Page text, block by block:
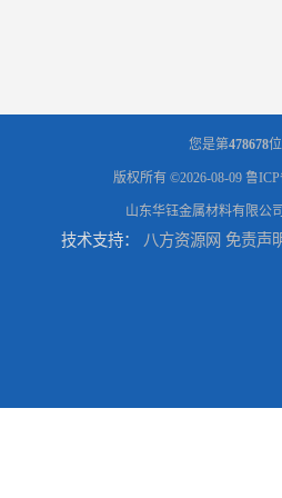
您是第478678
版权所有 ©2026-08-09 鲁ICP
山东华钰金属材料有限公司
技术支持： 八方资源网 免责声